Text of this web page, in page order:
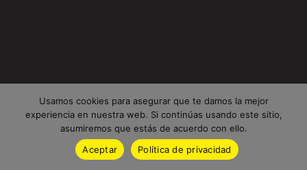
Usamos cookies para asegurar que te damos la mejor
experiencia en nuestra web. Si continúas usando este sitio,
asumiremos que estás de acuerdo con ello.
Aceptar
Política de privacidad